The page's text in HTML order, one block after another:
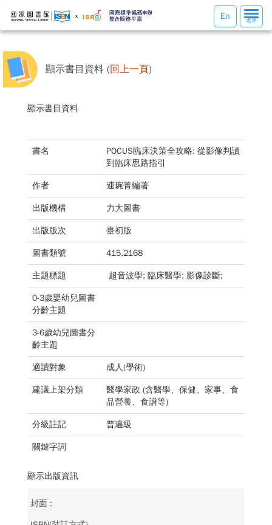
選
單
選單
En
顯示書目資料 (回上一頁)
顯示書目資料
書名
POCUS臨床決策全攻略: 從影像判讀
到臨床思路指引
作者 連琬菁編著
出版機構 力大圖書
出版版次 臺初版
圖書類號 415.2168
主題標題 超音波學; 臨床醫學; 影像診斷;
0-3歲嬰幼兒圖書
分齡主題
3-6歲幼兒圖書分
齡主題
適讀對象 成人(學術)
建議上架分類
醫學家政 (含醫學、保健、家事、食
品營養、食譜等)
分級註記 普遍級
關鍵字詞
顯示出版資訊